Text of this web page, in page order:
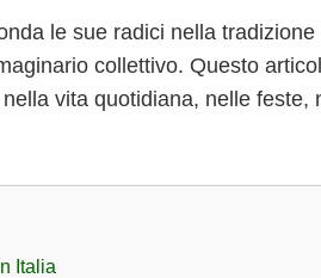
le sue radici nella
collettivo. Questo
vita quotidiana, nelle
Italia